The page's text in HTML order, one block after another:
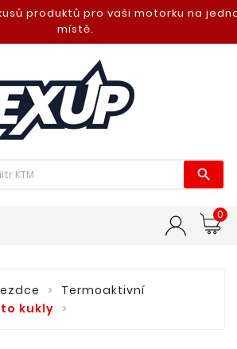
produktů pro vaši motorku na
místě.

0
Termoaktivní
kukly